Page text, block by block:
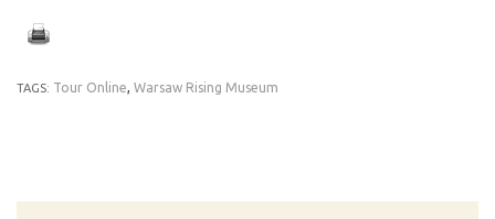
TAGS: Tour Online, Warsaw Rising Museum